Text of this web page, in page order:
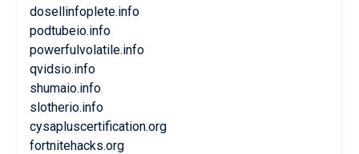
dosellinfoplete.info
podtubeio.info
powerfulvolatile.info
qvidsio.info
shumaio.info
slotherio.info
cysapluscertification.org
fortnitehacks.org